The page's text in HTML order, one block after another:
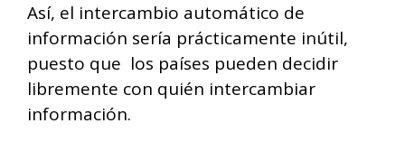
Así, el intercambio automático de
información sería prácticamente inútil,
puesto que los países pueden decidir
libremente con quién intercambiar
información.